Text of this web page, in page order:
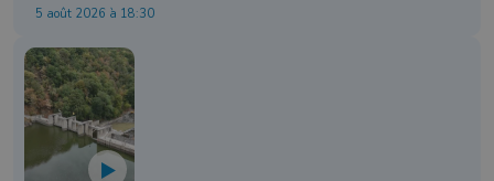
5 août 2026 à 18:30